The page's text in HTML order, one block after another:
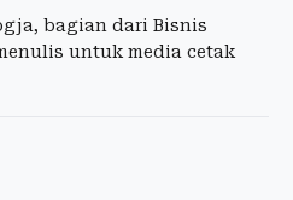
bagian dari Bisnis
untuk media cetak